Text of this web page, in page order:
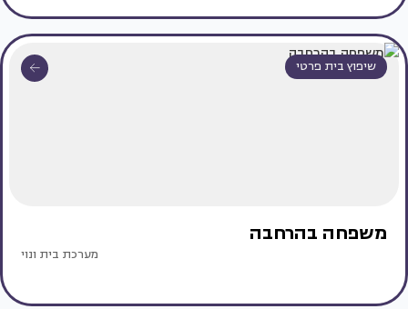
שיפוץ בית פרטי
משפחה בהרחבה
מערכת בית ונוי